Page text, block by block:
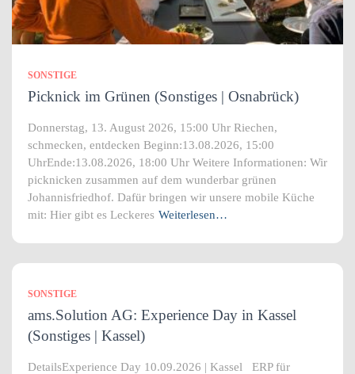
SONSTIGE
Picknick im Grünen (Sonstiges | Osnabrück)
Donnerstag, 13. August 2026, 15:00 Uhr Riechen,
schmecken, entdecken Beginn:13.08.2026, 15:00
UhrEnde:13.08.2026, 18:00 Uhr Weitere Informationen: Wir
picknicken zusammen auf dem wunderbar grünen
Johannisfriedhof. Dafür bringen wir unsere mobile Küche
mit: Hier gibt es Leckeres Weiterlesen…
SONSTIGE
ams.Solution AG: Experience Day in Kassel
(Sonstiges | Kassel)
DetailsExperience Day 10.09.2026 | Kassel ERP für